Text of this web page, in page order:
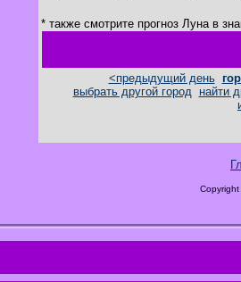
* также смотрите прогноз Луна в
<предыдущий день
выбрать другой город
найти